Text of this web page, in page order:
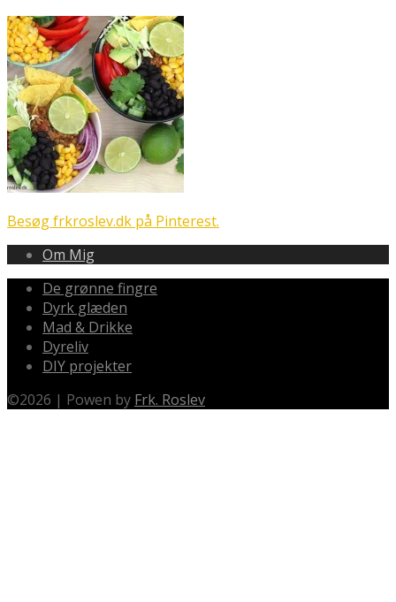
Besøg frkroslev.dk på Pinterest.
Om Mig
De grønne fingre
Dyrk glæden
Mad & Drikke
Dyreliv
DIY projekter
©2026 | Powen by Frk. Roslev